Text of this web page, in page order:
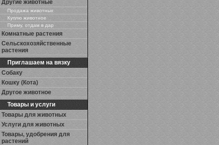
Другие животные
Продажа животных
Куплю животное
Приму, отдам в дар
Комнатные растения
Сельскохозяйственные
растения
Приглашаем на вязку
Собаку
Кошку (Кота)
Другое животное
Товары и услуги
Товары для животных
Услуги для животных
Товары, удобрения для
растений